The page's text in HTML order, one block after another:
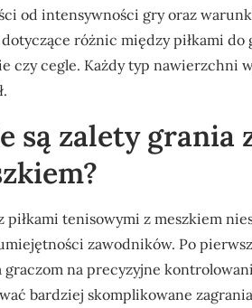
od intensywności gry oraz
różnic między piłkami
czy cegle. Każdy typ nawierzchni
są zalety grania
piłkami tenisowymi z meszkiem
zawodników. Po
graczom na precyzyjne
bardziej skomplikowane